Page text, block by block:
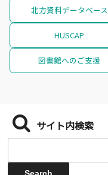
北方資料データベース
HUSCAP
図書館へのご支援
サイト内検索